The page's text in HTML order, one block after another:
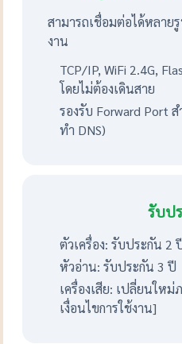
สามารถเชื่อมต่อได้หลาย
งาน
TCP/IP, WiFi 2.4G,
โดยไม่ต้องเดินสาย
รองรับ Forward Port
ทำ DNS)
รับป
ตัวเครื่อง: รับประกัน 2
หัวอ่าน: รับประกัน 3 ปี
เครื่องเสีย: เปลี่ยนให
เงื่อนไขการใช้งาน]